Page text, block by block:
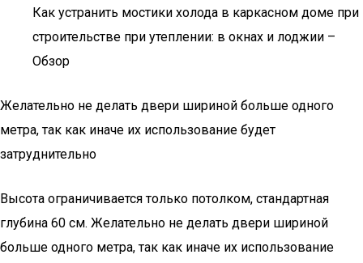
Как устранить мостики холода в каркасном доме при
строительстве при утеплении: в окнах и лоджии –
Обзор
Желательно не делать двери шириной больше одного
метра, так как иначе их использование будет
затруднительно
Высота ограничивается только потолком, стандартная
глубина 60 см. Желательно не делать двери шириной
больше одного метра, так как иначе их использование